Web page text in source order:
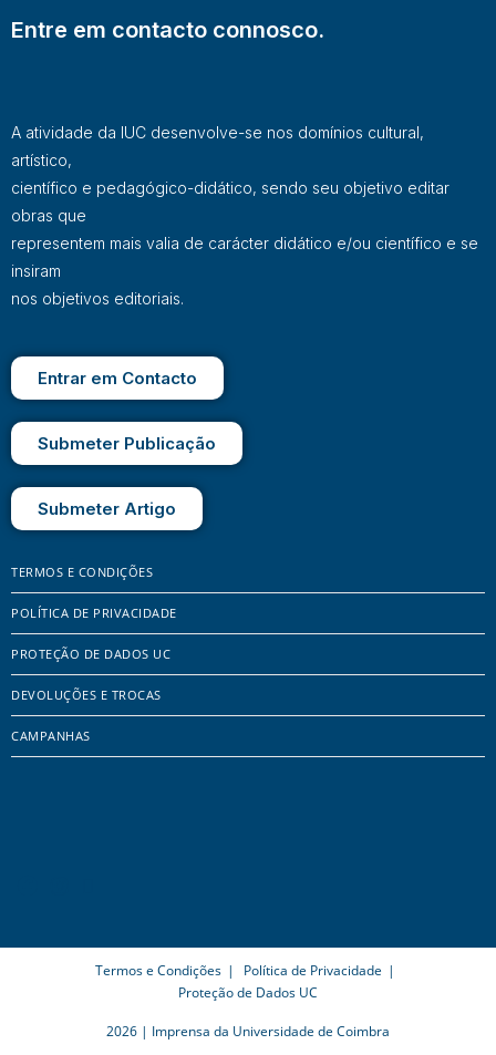
Entre em contacto connosco.
A atividade da IUC desenvolve-se nos domínios cultural,
artístico,
científico e pedagógico-didático, sendo seu objetivo editar
obras que
representem mais valia de carácter didático e/ou científico e se
insiram
nos objetivos editoriais.
Entrar em Contacto
Submeter Publicação
Submeter Artigo
TERMOS E CONDIÇÕES
POLÍTICA DE PRIVACIDADE
PROTEÇÃO DE DADOS UC
DEVOLUÇÕES E TROCAS
CAMPANHAS
Termos e Condições
Política de Privacidade
Proteção de Dados UC
2026 | Imprensa da Universidade de Coimbra